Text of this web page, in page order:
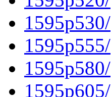
1595p530/
1595p555/
1595p580/
1595p605/